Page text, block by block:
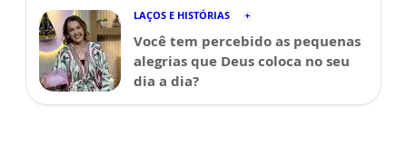
LAÇOS E HISTÓRIAS
Você tem percebido as pequenas
alegrias que Deus coloca no seu
dia a dia?